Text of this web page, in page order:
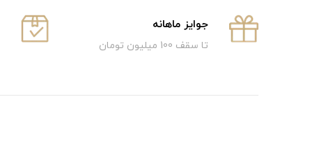
جوایز ماهانه
تا سقف 100 میلیون تومان